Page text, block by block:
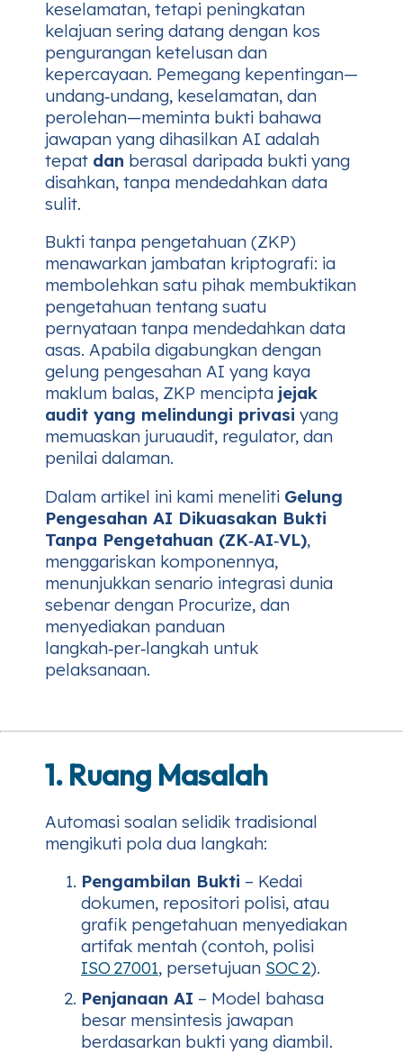
keselamatan, tetapi peningkatan
kelajuan sering datang dengan kos
pengurangan ketelusan dan
kepercayaan. Pemegang kepentingan—
undang‑undang, keselamatan, dan
perolehan—meminta bukti bahawa
jawapan yang dihasilkan AI adalah
tepat dan berasal daripada bukti yang
disahkan, tanpa mendedahkan data
sulit.
Bukti tanpa pengetahuan (ZKP)
menawarkan jambatan kriptografi: ia
membolehkan satu pihak membuktikan
pengetahuan tentang suatu
pernyataan tanpa mendedahkan data
asas. Apabila digabungkan dengan
gelung pengesahan AI yang kaya
maklum balas, ZKP mencipta jejak
audit yang melindungi privasi yang
memuaskan juruaudit, regulator, dan
penilai dalaman.
Dalam artikel ini kami meneliti Gelung
Pengesahan AI Dikuasakan Bukti
Tanpa Pengetahuan (ZK‑AI‑VL),
menggariskan komponennya,
menunjukkan senario integrasi dunia
sebenar dengan Procurize, dan
menyediakan panduan
langkah‑per‑langkah untuk
pelaksanaan.
1. Ruang Masalah
Automasi soalan selidik tradisional
mengikuti pola dua langkah:
Pengambilan Bukti – Kedai
dokumen, repositori polisi, atau
grafik pengetahuan menyediakan
artifak mentah (contoh, polisi
ISO 27001, persetujuan SOC 2).
Penjanaan AI – Model bahasa
besar mensintesis jawapan
berdasarkan bukti yang diambil.